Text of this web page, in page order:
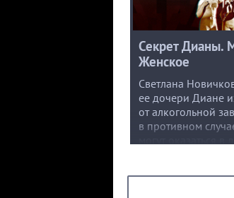
Секрет Дианы.
Женское
Светлана
ее дочери Диане
от алкогольной
в противном